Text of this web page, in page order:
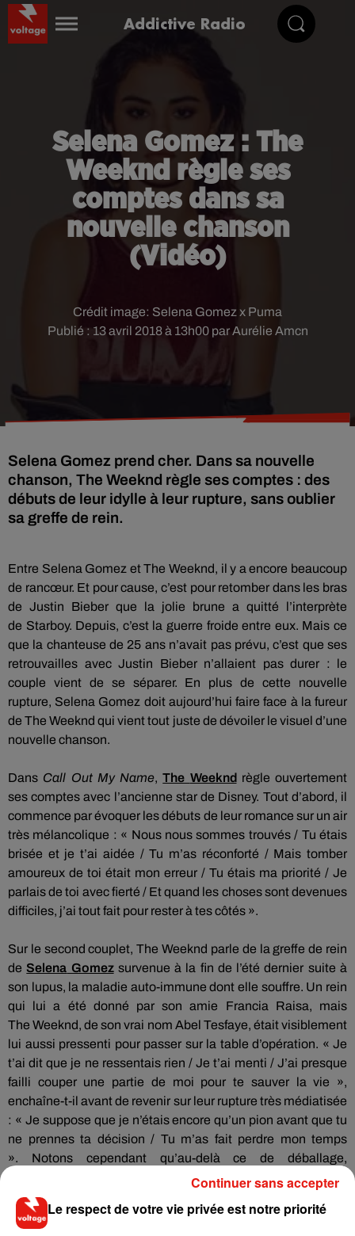
Addictive Radio
Selena Gomez : The
Weeknd règle ses
comptes dans sa
nouvelle chanson
(Vidéo)
Publié : 13 avril 2018 à 13h00 par Aurélie Amcn
Crédit image: Selena Gomez x Puma
Selena Gomez prend cher. Dans sa nouvelle
chanson, The Weeknd règle ses comptes : des
débuts de leur idylle à leur rupture, sans oublier
sa greffe de rein.
Entre Selena Gomez et The Weeknd, il y a encore beaucoup
de rancœur. Et pour cause, c’est pour retomber dans les bras
de Justin
Bieber que la jolie brune a quitté l’interprète
de Starboy. Depuis, c’est la guerre froide entre eux. Mais ce
que la chanteuse de 25 ans n’avait pas prévu, c’est que ses
retrouvailles avec Justin
Bieber n’allaient pas durer :
le
couple vient de se séparer.
En plus de cette nouvelle
rupture, Selena Gomez doit aujourd’hui faire face à la fureur
de The Weeknd qui vient tout juste de dévoiler le visuel d’une
nouvelle chanson.
Dans Call Out My Name,The Weeknd règle ouvertement
ses comptes avec l’ancienne star de Disney. Tout d’abord, il
commence par évoquer les débuts de leur romance sur un air
très mélancolique : « Nous nous sommes trouvés / Tu étais
brisée et je t’ai aidée / Tu m’as réconforté / Mais tomber
amoureux de toi était mon erreur / Tu étais ma priorité / Je
parlais de toi avec fierté / Et quand les choses sont devenues
difficiles, j’ai tout fait pour rester à tes côtés ».
Sur le second couplet, The Weeknd parle de la greffe de rein
de Selena Gomezsurvenue à la fin de l’été dernier suite à
son lupus, la maladie auto-immune dont elle souffre. Un rein
qui lui a été donné par son amie
Francia Raisa, mais
The Weeknd, de son vrai nom Abel Tesfaye, était visiblement
lui aussi pressenti pour passer sur la table d’opération. « Je
t’ai dit que je ne ressentais rien / Je t’ai menti / J’ai presque
failli couper une partie de moi pour te sauver la vie »,
enchaîne-t-il avant de revenir sur leur rupture très médiatisée
: « Je suppose que je n’étais encore qu’un pion avant que tu
ne prennes ta décision / Tu m’as fait perdre mon temps
».
Notons cependant qu’au-delà ce de
déballage,
revient avec un son puissant.
Le respect de votre vie privée est notre priorité
Continuer sans accepter